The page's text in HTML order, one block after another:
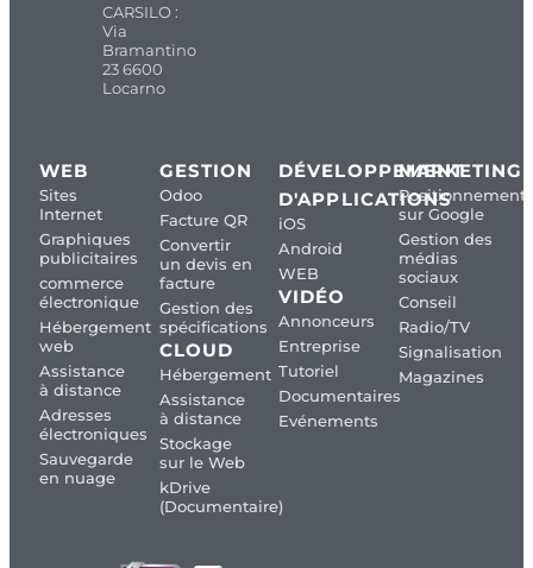
CARSILO :
Via
Bramantino
23 6600
Locarno
WEB
Sites
Internet
Graphiques
publicitaires
commerce
électronique
Hébergement
web
Assistance
à distance
Adresses
électroniques
Sauvegarde
en nuage
GESTION
Odoo
Facture QR
Convertir
un devis en
facture
Gestion des
spécifications
CLOUD
Hébergement
Assistance
à distance
Stockage
sur le Web
kDrive
(Documentaire)
DÉVELOPPEMENT
D'APPLICATIONS
iOS
Android
WEB
VIDÉO
Annonceurs
Entreprise
Tutoriel
Documentaires
Evénements
MARKETING
Positionnement
sur Google
Gestion des
médias
sociaux
Conseil
Radio/TV
Signalisation
Magazines